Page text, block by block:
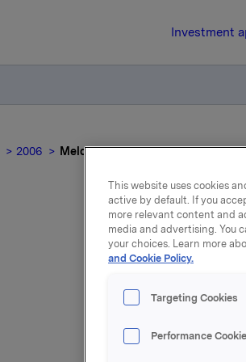
Investment
2006 Meldepliktig handel - opsjoner,
24
Johanne
This website uses cookies
active by default. If you
more relevant content and
media and advertising. You
your choices. Learn more
and Cookie Policy.
Targeting Cookies
Performance